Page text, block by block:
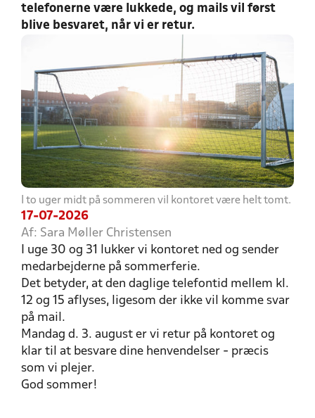
telefonerne være lukkede, og mails vil først
blive besvaret, når vi er retur.
I to uger midt på sommeren vil kontoret være helt tomt.
17-07-2026
Af: Sara Møller Christensen
I uge 30 og 31 lukker vi kontoret ned og sender
medarbejderne på sommerferie.
Det betyder, at den daglige telefontid mellem kl.
12 og 15 aflyses, ligesom der ikke vil komme svar
på mail.
Mandag d. 3. august er vi retur på kontoret og
klar til at besvare dine henvendelser - præcis
som vi plejer.
God sommer!